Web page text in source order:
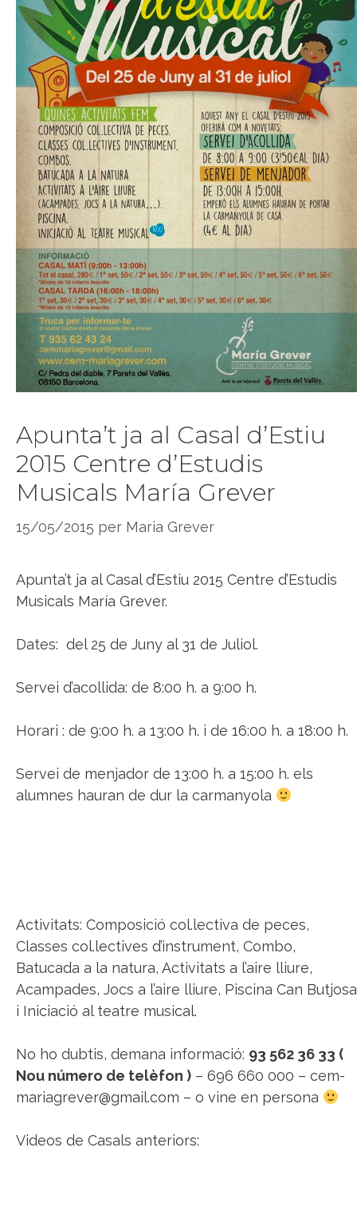
Apunta’t ja al Casal d’Estiu
2015 Centre d’Estudis
Musicals María Grever
15/05/2015 per Maria Grever
Apunta’t ja al Casal d’Estiu 2015 Centre d’Estudis
Musicals María Grever.
Dates: del 25 de Juny al 31 de Juliol.
Servei d’acollida: de 8:00 h. a 9:00 h.
Horari : de 9:00 h. a 13:00 h. i de 16:00 h. a 18:00 h.
Servei de menjador de 13:00 h. a 15:00 h. els
alumnes hauran de dur la carmanyola
Activitats: Composició col.lectiva de peces,
Classes col.lectives d’instrument, Combo,
Batucada a la natura, Activitats a l’aire lliure,
Acampades, Jocs a l’aire lliure, Piscina Can Butjosa
i Iniciació al teatre musical.
No ho dubtis, demana informació: 93 562 36 33 (
Nou número de telèfon ) – 696 660 000 – cem-
mariagrever@gmail.com – o vine en persona
Videos de Casals anteriors: